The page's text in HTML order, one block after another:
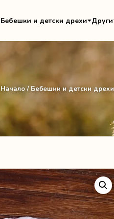
Бебешки и детски дрехи Други
Начало/ Бебешки и детски дрехи